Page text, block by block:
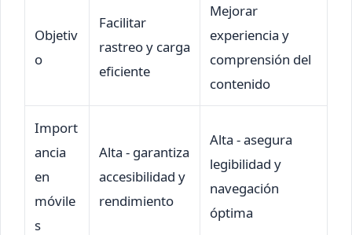
Objetiv
o
Facilitar
rastreo y carga
eficiente
Mejorar
experiencia y
comprensión del
contenido
Import
ancia
en
móvile
s
Alta - garantiza
accesibilidad y
rendimiento
Alta - asegura
legibilidad y
navegación
óptima